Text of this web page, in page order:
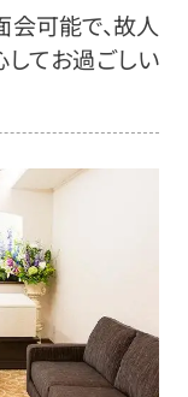
可能で、故人
てお過ごしい